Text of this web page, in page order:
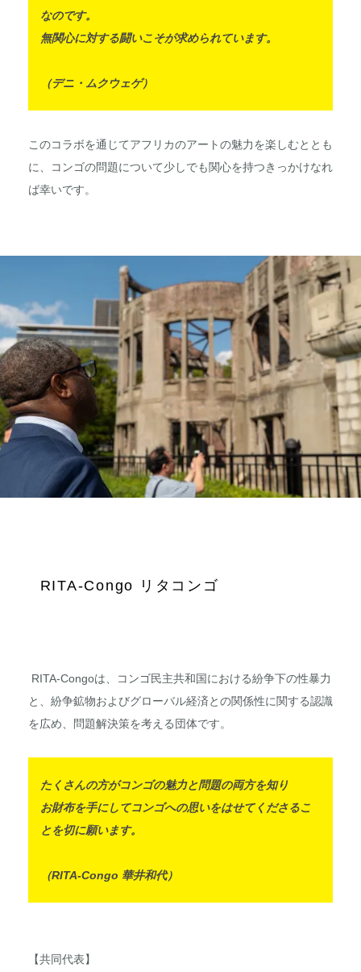
なのです。
無関心に対する闘いこそが求められています。
（デニ・ムクウェゲ）
このコラボを通じてアフリカのアートの魅力を楽しむととも
に、コンゴの問題について少しでも関心を持つきっかけなれ
ば幸いです。
RITA-Congo リタコンゴ
RITA-Congoは、コンゴ民主共和国における紛争下の性暴力
と、紛争鉱物およびグローバル経済との関係性に関する認識
を広め、問題解決策を考える団体です。
たくさんの方がコンゴの魅力と問題の両方を知り
お財布を手にしてコンゴへの思いをはせてくださるこ
とを切に願います。
（RITA-Congo 華井和代）
【共同代表】